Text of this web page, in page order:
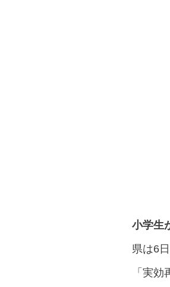
小学生
県は6
「実